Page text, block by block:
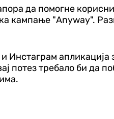
да помогне
кампање "Anyway".
и Инстаграм
потез требало би да